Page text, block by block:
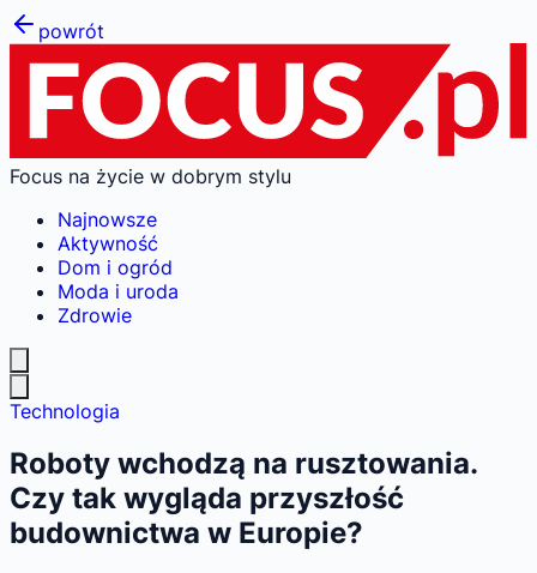
powrót
Focus na życie w dobrym stylu
Najnowsze
Aktywność
Dom i ogród
Moda i uroda
Zdrowie
Technologia
Roboty wchodzą na rusztowania.
Czy tak wygląda przyszłość
budownictwa w Europie?